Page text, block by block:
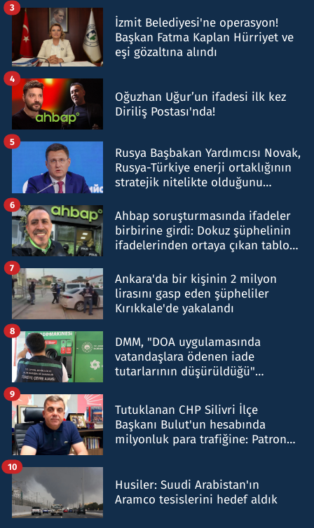
İzmit Belediyesi'ne operasyon!
Başkan Fatma Kaplan Hürriyet ve
eşi gözaltına alındı
3
Oğuzhan Uğur’un ifadesi ilk kez
Diriliş Postası'nda!
4
Rusya Başbakan Yardımcısı Novak,
Rusya-Türkiye enerji ortaklığının
stratejik nitelikte olduğunu
5
Ahbap soruşturmasında ifadeler
birbirine girdi: Dokuz şüphelinin
ifadelerinden ortaya çıkan tablo
6
Ankara'da bir kişinin 2 milyon
lirasını gasp eden şüpheliler
Kırıkkale'de yakalandı
7
DMM, "DOA uygulamasında
vatandaşlara ödenen iade
tutarlarının düşürüldüğü"
8
Tutuklanan CHP Silivri İlçe
Başkanı Bulut'un hesabında
milyonluk para trafiğine: Patron
9
Husiler: Suudi Arabistan'ın
Aramco tesislerini hedef aldık
10